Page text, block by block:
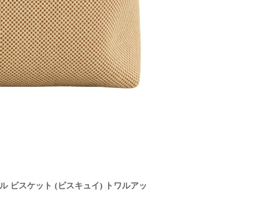
ビスケット (ビスキュイ) トワルアッ